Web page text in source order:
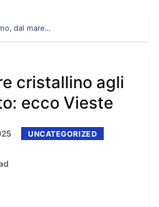
dal mare…
cristallino agli
ecco Vieste
UNCATEGORIZED